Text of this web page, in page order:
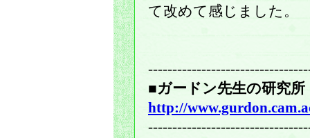
て改めて感じました。
■ガードン先生の研究所
http://